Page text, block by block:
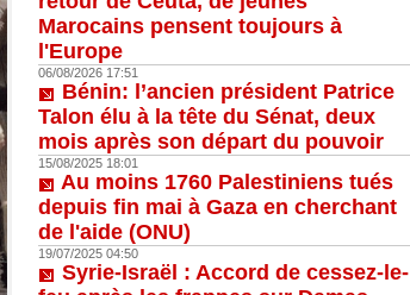
Marocains pensent toujours à
l'Europe
06/08/2026 17:51
Bénin: l’ancien président Patrice
Talon élu à la tête du Sénat, deux
mois après son départ du pouvoir
15/08/2025 18:01
Au moins 1760 Palestiniens tués
depuis fin mai à Gaza en cherchant
de l'aide (ONU)
19/07/2025 04:50
Syrie-Israël : Accord de cessez-le-